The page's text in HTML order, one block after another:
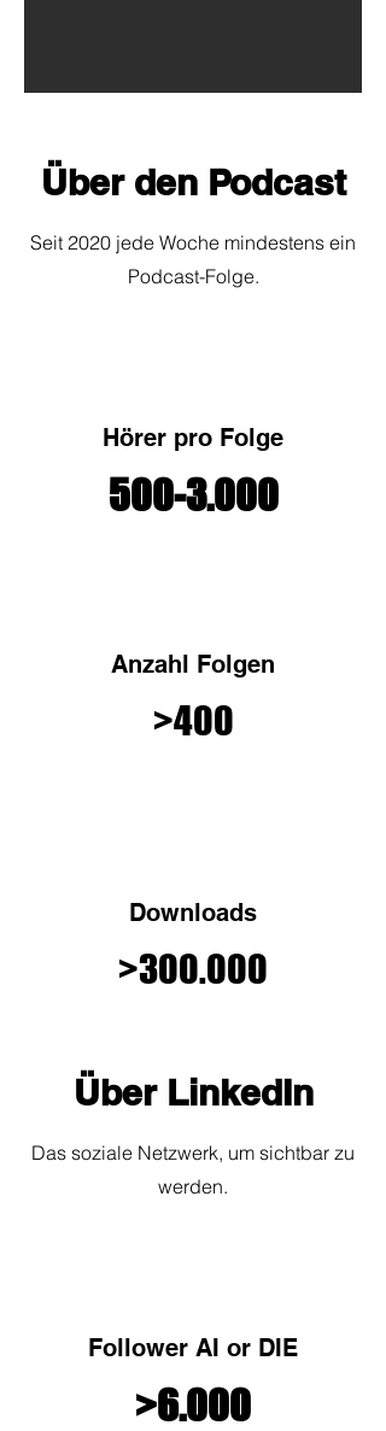
Über den Podcast
Seit 2020 jede Woche mindestens ein
Podcast-Folge.
Hörer pro Folge
500-3.000
Anzahl Folgen
>400
Downloads
>300.000
Über LinkedIn
Das soziale Netzwerk, um sichtbar zu
werden.
Follower AI or DIE
>6.000